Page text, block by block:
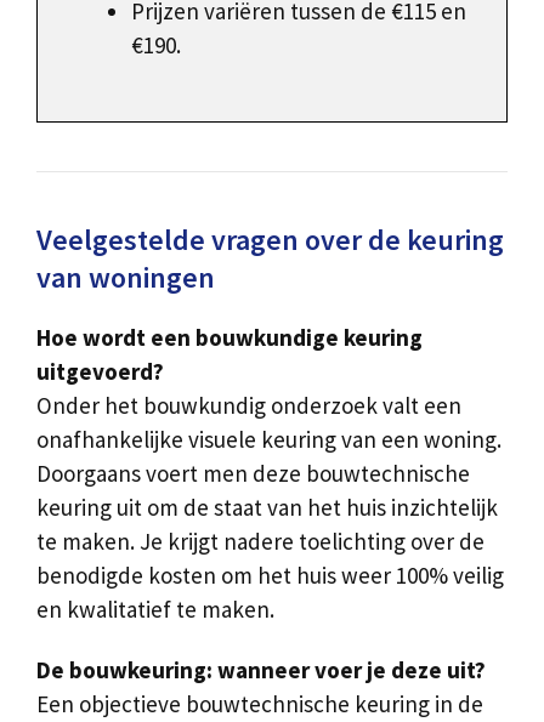
Prijzen variëren tussen de €115 en
€190.
Veelgestelde vragen over de keuring
van woningen
Hoe wordt een bouwkundige keuring
uitgevoerd?
Onder het bouwkundig onderzoek valt een
onafhankelijke visuele keuring van een woning.
Doorgaans voert men deze bouwtechnische
keuring uit om de staat van het huis inzichtelijk
te maken. Je krijgt nadere toelichting over de
benodigde kosten om het huis weer 100% veilig
en kwalitatief te maken.
De bouwkeuring: wanneer voer je deze uit?
Een objectieve bouwtechnische keuring in de